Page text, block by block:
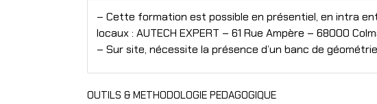
– Cette formation est possible en présentiel, en intra
locaux : AUTECH EXPERT – 61 Rue Ampère – 68000
– Sur site, nécessite la présence d’un banc de
OUTILS & METHODOLOGIE PEDAGOGIQUE